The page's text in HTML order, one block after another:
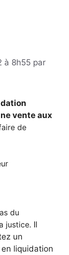
à 8h55 par
vente aux
de
du
justice. Il
un
liquidation